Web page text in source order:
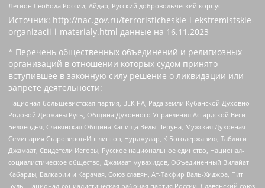
Легион Свобода России, Айдар, Русский добровольческий корпус
Источник: http://nac.gov.ru/terroristicheskie-i-ekstremistskie-
organizacii-i-materialy.html данные на 16.11.2023
* Перечень общественных объединений и религиозных
организаций в отношении которых судом принято
вступившее в законную силу решение о ликвидации или
запрете деятельности:
Национал-большевистская партия, ВЕК РА, Рада земли Кубанской Духовно
Родовой Державы Русь, Община Духовного Управления Асгардской Веси
Беловодья, Славянская Община Капища Веды Перуна, Мужская Духовная
Семинария Староверов-Инглингов, Нурджулар, К Богодержавию, Таблиги
Джамаат, Свидетели Иеговы, Русское национальное единство, Национал-
социалистическое общество, Джамаат мувахидов, Объединенный Вилайат
Кабарды, Балкарии и Карачая, Союз славян, Ат-Такфир Валь-Хиджра, Пит
Буль, Национал-социалистическая рабочая партия России, Славянский союз,